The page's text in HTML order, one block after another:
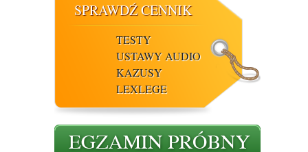
SPRAWDŹ CENNIK
TESTY
USTAWY AUDIO
KAZUSY
LEXLEGE